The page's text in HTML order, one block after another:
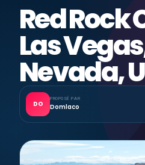
Red Rock
Las
Nevada,
DO
PROPOSÉ PAR
Domlaco